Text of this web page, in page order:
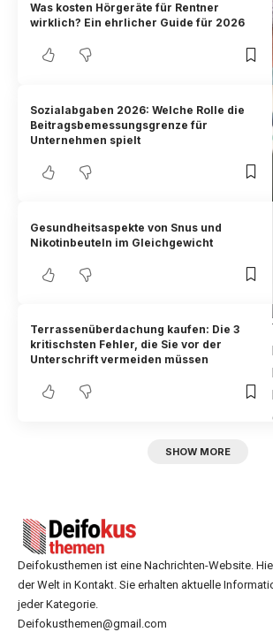
Was kosten Hörgeräte für Rentner
wirklich? Ein ehrlicher Guide für 2026
Sozialabgaben 2026: Welche Rolle die
Beitragsbemessungsgrenze für
Unternehmen spielt
Gesundheitsaspekte von Snus und
Nikotinbeuteln im Gleichgewicht
Terrassenüberdachung kaufen: Die 3
kritischsten Fehler, die Sie vor der
Unterschrift vermeiden müssen
SHOW MORE
Deifokusthemen ist eine Nachrichten-Website.
der Welt in Kontakt. Sie erhalten aktuelle
jeder Kategorie.
Deifokusthemen@gmail.com